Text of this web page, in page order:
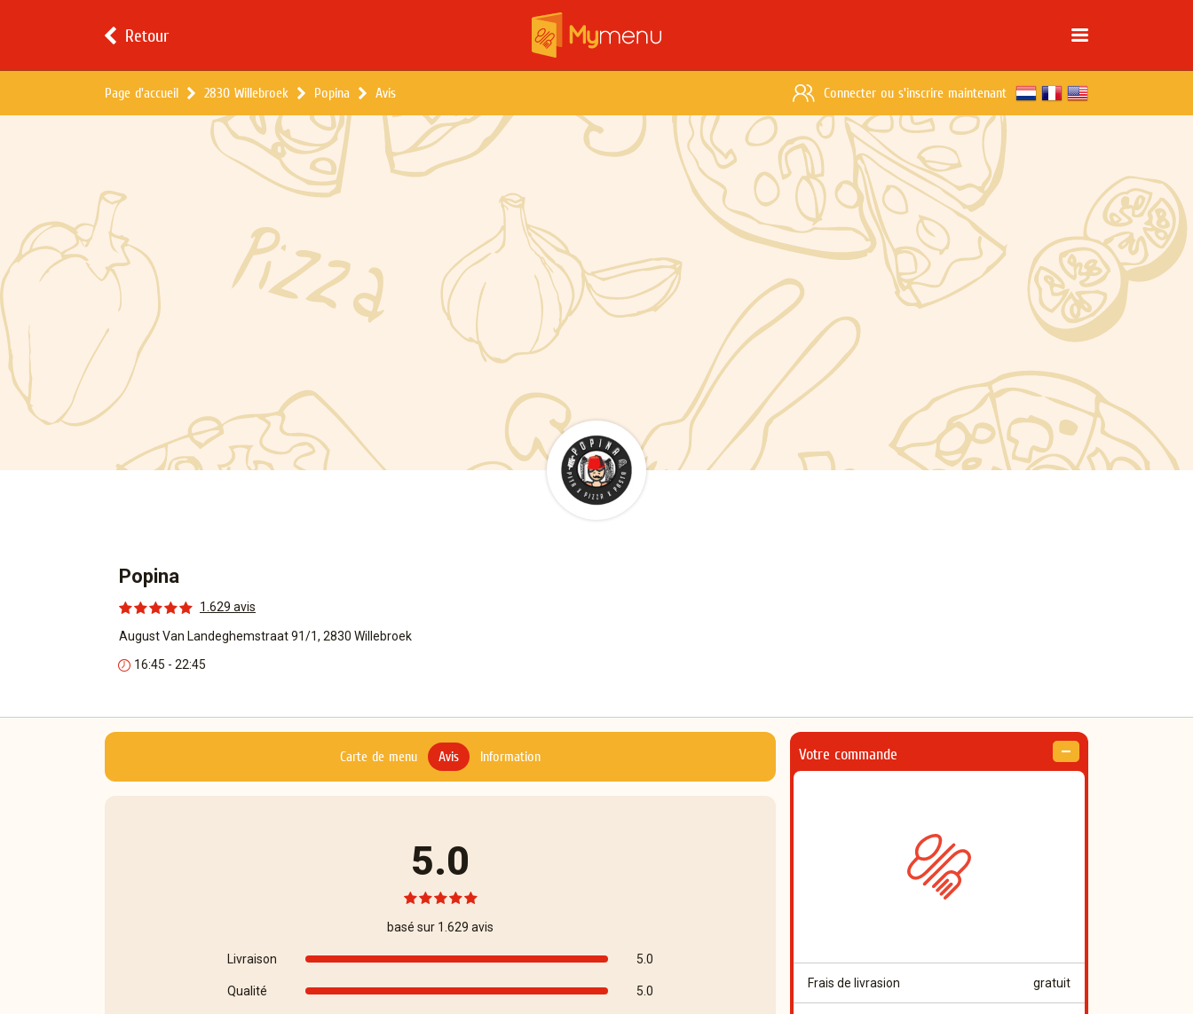
Retour
Page d'accueil 2830 Willebroek Popina Avis Connecter ou s'inscrire maintenant
Popina
1.629 avis
August Van Landeghemstraat 91/1, 2830 Willebroek
16:45 - 22:45
Votre commande
Frais de livrasion gratuit
Carte de menu Avis Information
5.0
basé sur 1.629 avis
Livraison 5.0
Qualité 5.0